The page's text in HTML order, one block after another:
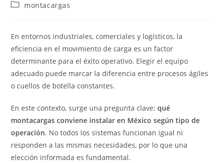
Categoría
entrada:
montacargas
En entornos industriales, comerciales y logísticos, la
eficiencia en el movimiento de carga es un factor
determinante para el éxito operativo. Elegir el equipo
adecuado puede marcar la diferencia entre procesos ágiles
o cuellos de botella constantes.
En este contexto, surge una pregunta clave:qué
montacargas conviene instalar en México según tipo de
operación. No todos los sistemas funcionan igual ni
responden a las mismas necesidades, por lo que una
elección informada es fundamental.